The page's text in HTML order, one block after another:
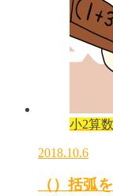
小2算数
2018.10.6
（）括弧